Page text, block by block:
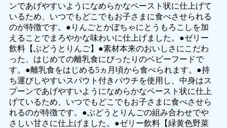
ンであげやすいようになめらかなペースト状に仕上げて
いるため、いつでもどこでもお子さまに食べさせられる
のが特徴です。●りんごとかぼちゃにとうもろこしを加
えることでまろやかな味わいに仕上げました。●ゼリー
飲料【ぶどうとりんご】●素材本来のおいしさにこだわ
った、はじめての離乳食にぴったりのベビーフードで
す。●離乳食をはじめる5ヵ月頃から食べられます。●持
ち運びしやすいスパウト付きパウチを使用し、中身はス
プーンであげやすいようになめらかなペースト状に仕上
げているため、いつでもどこでもお子さまに食べさせら
れるのが特徴です。●ぶどうとりんごの組み合わせでや
さしい甘さに仕上げました。●ゼリー飲料【緑黄色野菜